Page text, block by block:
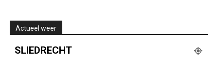
Actueel weer
SLIEDRECHT